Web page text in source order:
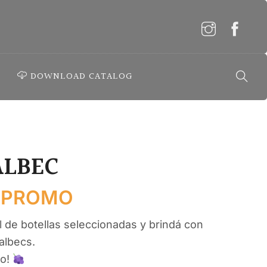
DOWNLOAD CATALOG
de botellas seleccionadas y brindá con
.